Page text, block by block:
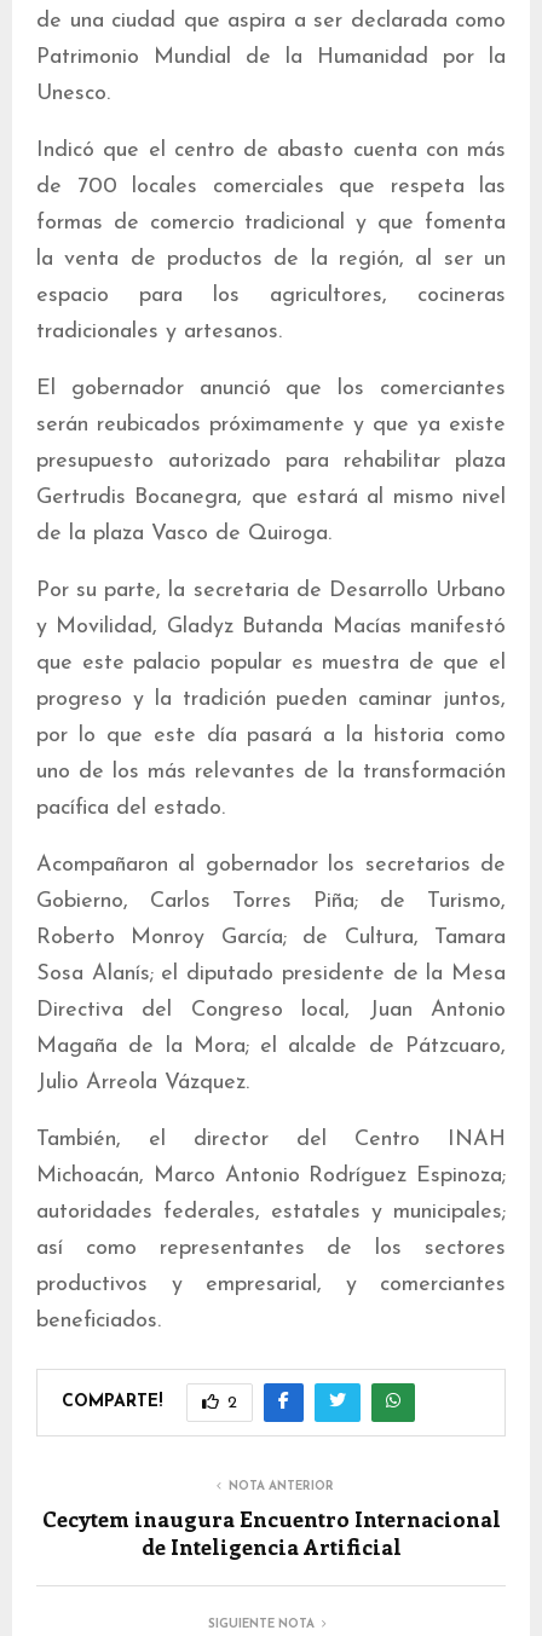
de una ciudad que aspira a ser declarada como
Patrimonio Mundial de la Humanidad por la
Unesco.
Indicó que el centro de abasto cuenta con más
de 700 locales comerciales que respeta las
formas de comercio tradicional y que fomenta
la venta de productos de la región, al ser un
espacio para los agricultores, cocineras
tradicionales y artesanos.
El gobernador anunció que los comerciantes
serán reubicados próximamente y que ya existe
presupuesto autorizado para rehabilitar plaza
Gertrudis Bocanegra, que estará al mismo nivel
de la plaza Vasco de Quiroga.
Por su parte, la secretaria de Desarrollo Urbano
y Movilidad, Gladyz Butanda Macías manifestó
que este palacio popular es muestra de que el
progreso y la tradición pueden caminar juntos,
por lo que este día pasará a la historia como
uno de los más relevantes de la transformación
pacífica del estado.
Acompañaron al gobernador los secretarios de
Gobierno, Carlos Torres Piña; de Turismo,
Roberto Monroy García; de Cultura, Tamara
Sosa Alanís; el diputado presidente de la Mesa
Directiva del Congreso local, Juan Antonio
Magaña de la Mora; el alcalde de Pátzcuaro,
Julio Arreola Vázquez.
También, el director del Centro INAH
Michoacán, Marco Antonio Rodríguez Espinoza;
autoridades federales, estatales y municipales;
así como representantes de los sectores
productivos y empresarial, y comerciantes
beneficiados.
COMPARTE! 2
NOTA ANTERIOR
Cecytem inaugura Encuentro Internacional
de Inteligencia Artificial
SIGUIENTE NOTA